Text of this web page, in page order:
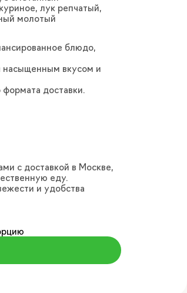
лук репчатый,
молотый
блюдо,
насыщенным вкусом и
доставки.
с доставкой в Москве,
еду.
и удобства